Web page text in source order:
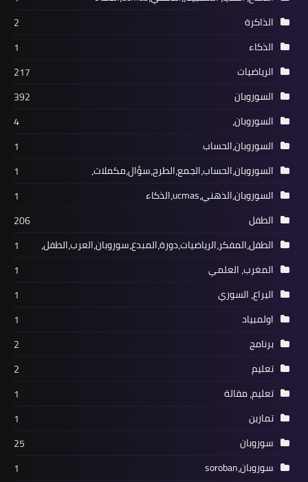
الذاكرة
2
الذكاء
1
الرياضيات
217
السوروبان
392
السوروبان،
4
السوروبان،الحساب
1
السوروبان،الحساب،الجمع،الطرح،سؤال،مكملات،
1
السوروبان،الذهني،ucmas،الذكاء
1
الطفل
206
الطفل،المفكر،الرياضيات،دورة،المبدع،سوروبان،العرب،الطفل،
1
المغرب، العلمي
1
اليراع، السوري
1
اولمبياد
1
برنامج
2
تعليم
2
تعليم، مقالة
1
تمارين
1
سوروبان
25
سوروبان،soroban
1